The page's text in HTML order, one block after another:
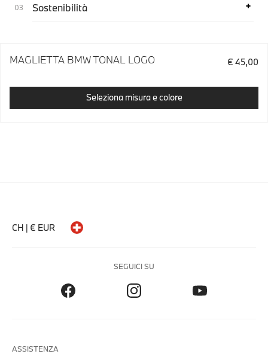
Sostenibilità
MAGLIETTA BMW TONAL LOGO € 45,00
Seleziona misura e colore
CH | € EUR
SEGUICI SU
ASSISTENZA